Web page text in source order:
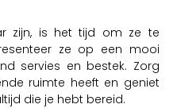
zijn, is het tijd om ze te
ze op een mooi
servies en bestek. Zorg
ruimte heeft en geniet
die je hebt bereid.